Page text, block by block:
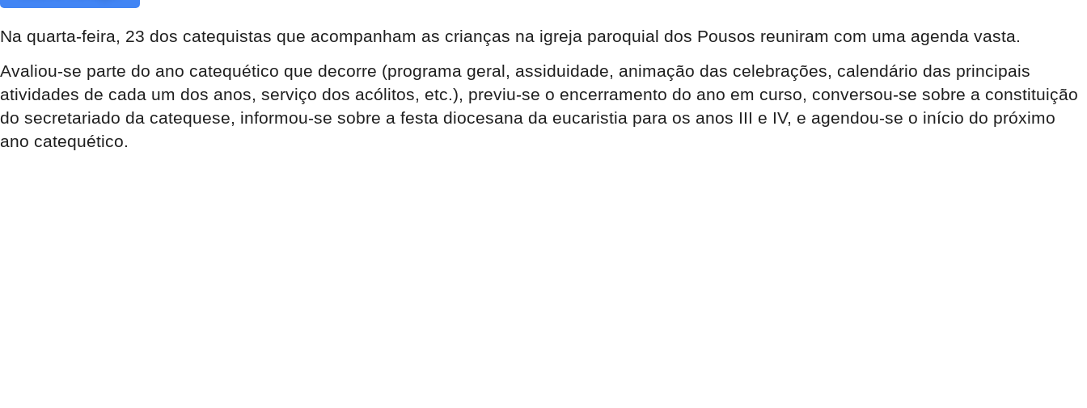
Na quarta-feira, 23 dos catequistas que acompanham as crianças na igreja paroquial dos Pousos reuniram com uma agenda vasta.
Avaliou-se parte do ano catequético que decorre (programa geral, assiduidade, animação das celebrações, calendário das principais
atividades de cada um dos anos, serviço dos acólitos, etc.), previu-se o encerramento do ano em curso, conversou-se sobre a constituição
do secretariado da catequese, informou-se sobre a festa diocesana da eucaristia para os anos III e IV, e agendou-se o início do próximo
ano catequético.